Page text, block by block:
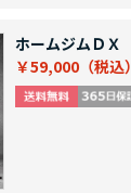
ホームジムＤＸ
￥59,000